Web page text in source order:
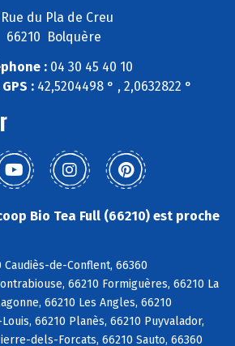
du Pla de Creu
66210 Bolquère
:04 30 45 40 10
:42,5204498 ° , 2,0632822 °
Bio Tea Full (66210) est proche
de-Conflent, 66360
66210 Formiguères, 66210 La
66210 Les Angles, 66210
66210 Planès, 66210 Puyvalador,
dels-Forcats, 66210 Sauto, 66360